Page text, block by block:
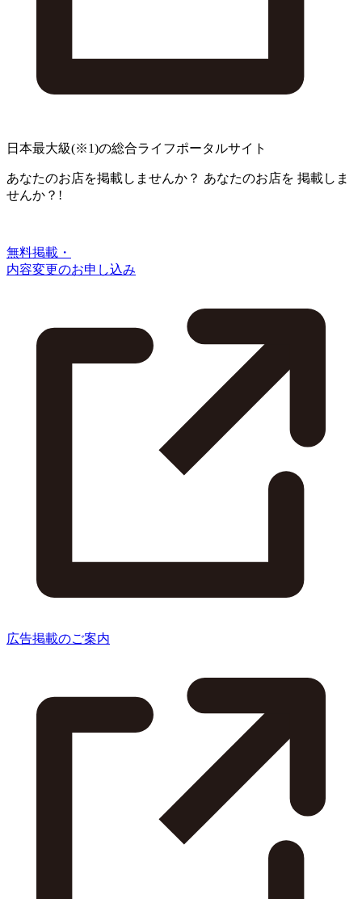
日本最大級(※1)の総合ライフポータルサイト
あなたのお店を掲載しませんか？ あなたのお店を 掲載しま
せんか？!
無料掲載・
内容変更のお申し込み
広告掲載のご案内